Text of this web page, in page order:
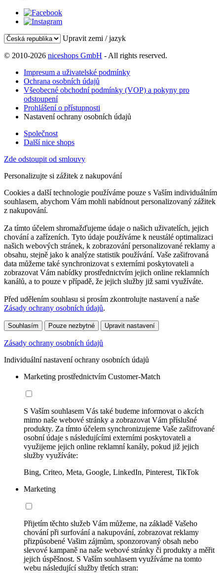
Upravit zemi / jazyk
© 2010-2026 niceshops GmbH - All rights reserved.
Impresum a uživatelské podmínky
Ochrana osobních údajů
Všeobecné obchodní podmínky (VOP) a pokyny pro
odstoupení
Prohlášení o přístupnosti
Nastavení ochrany osobních údajů
Společnost
Další nice shops
Zde odstoupit od smlouvy
Personalizujte si zážitek z nakupování
Cookies a další technologie používáme pouze s Vaším individuálním
souhlasem, abychom Vám mohli nabídnout personalizovaný zážitek
z nakupování.
Za tímto účelem shromažďujeme údaje o našich uživatelích, jejich
chování a zařízeních. Tyto údaje používáme k neustálé optimalizaci
našich webových stránek, k zobrazování personalizované reklamy a
obsahu, stejně jako k analýze statistik používání. Vaše zašifrovaná
data můžeme také synchronizovat s externími poskytovateli a
zobrazovat Vám nabídky prostřednictvím jejich online reklamních
kanálů, a to pouze v případě, že jejich služby již sami využíváte.
Před udělením souhlasu si prosím zkontrolujte nastavení a naše
Zásady ochrany osobních údajů.
Souhlasím Pouze nezbytné Upravit nastavení
Zásady ochrany osobních údajů
Individuální nastavení ochrany osobních údajů
Marketing prostřednictvím Customer-Match
S Vaším souhlasem Vás také budeme informovat o akcích
mimo naše webové stránky a zobrazovat Vám příslušné
produkty. Za tímto účelem synchronizujeme Vaše zašifrované
osobní údaje s následujícími externími poskytovateli a
využijeme jejich online reklamní kanály, pokud již jejich
služby využíváte:
Bing, Criteo, Meta, Google, LinkedIn, Pinterest, TikTok
Marketing
Přijetím těchto služeb Vám můžeme, na základě Vašeho
chování při surfování a nakupování, zobrazovat reklamy
přizpůsobené Vašim zájmům, sponzorovaný obsah nebo
slevové kampaně na naše webové stránky či produkty a měřit
jejich úspěšnost. S Vaším souhlasem využíváme na tomto
webu následující služby třetích stran: